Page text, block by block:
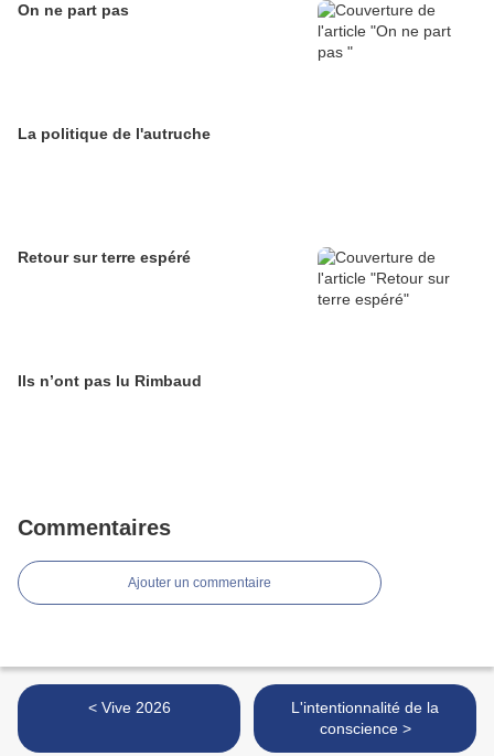
On ne part pas
La politique de l'autruche
Retour sur terre espéré
Ils n’ont pas lu Rimbaud
Commentaires
Ajouter un commentaire
< Vive 2026
L'intentionnalité de la
conscience >